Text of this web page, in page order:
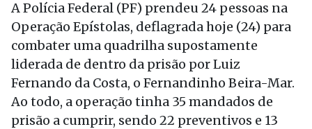
A Polícia Federal (PF) prendeu 24 pessoas na
Operação Epístolas, deflagrada hoje (24) para
combater uma quadrilha supostamente
liderada de dentro da prisão por Luiz
Fernando da Costa, o Fernandinho Beira-Mar.
Ao todo, a operação tinha 35 mandados de
prisão a cumprir, sendo 22 preventivos e 13